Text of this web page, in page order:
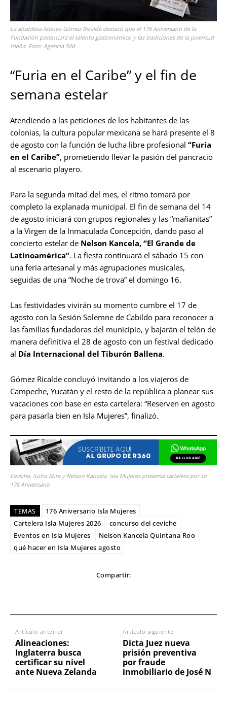
La alcaldesa Atenea Gómez Ricalde destacó que el 176 Aniversario de la
Fundación potenciará el talento gastronómico y las tradiciones de la juventud
isleña. Foto: Agencia SIM.
“Furia en el Caribe” y el fin de
semana estelar
Atendiendo a las peticiones de los habitantes de las
colonias, la cultura popular mexicana se hará presente el 8
de agosto con la función de lucha libre profesional “Furia
en el Caribe”, prometiendo llevar la pasión del pancracio
al escenario playero.
Para la segunda mitad del mes, el ritmo tomará por
completo la explanada municipal. El fin de semana del 14
de agosto iniciará con grupos regionales y las “mañanitas”
a la Virgen de la Inmaculada Concepción, dando paso al
concierto estelar de Nelson Kancela, “El Grande de
Latinoamérica”. La fiesta continuará el sábado 15 con
una feria artesanal y más agrupaciones musicales,
seguidas de una “Noche de trova” el domingo 16.
Las festividades vivirán su momento cumbre el 17 de
agosto con la Sesión Solemne de Cabildo para reconocer a
las familias fundadoras del municipio, y bajarán el telón de
manera definitiva el 28 de agosto con un festival dedicado
al Día Internacional del Tiburón Ballena.
Gómez Ricalde concluyó invitando a los viajeros de
Campeche, Yucatán y el resto de la república a planear sus
vacaciones con base en esta cartelera: “Reserven en agosto
para pasarla bien en Isla Mujeres”, finalizó.
Ceviche, lucha libre y Nelson Kancela: Isla Mujeres presenta cartelera por su
176 Aniversario
TEMAS
176 Aniversario Isla Mujeres
Cartelera Isla Mujeres 2026
concurso del ceviche
Eventos en Isla Mujeres
Nelson Kancela Quintana Roo
qué hacer en Isla Mujeres agosto
Compartir:
Artículo anterior
Alineaciones:
Inglaterra busca
certificar su nivel
ante Nueva Zelanda
Artículo siguiente
Dicta Juez nueva
prisión preventiva
por fraude
inmobiliario de José N